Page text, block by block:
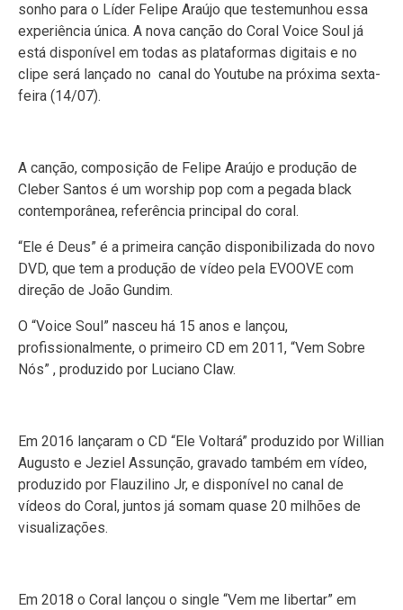
sonho para o Líder Felipe Araújo que testemunhou essa
experiência única. A nova canção do Coral Voice Soul já
está disponível em todas as plataformas digitais e no
clipe será lançado no canal do Youtube na próxima sexta-
feira (14/07).
A canção, composição de Felipe Araújo e produção de
Cleber Santos é um worship pop com a pegada black
contemporânea, referência principal do coral.
“Ele é Deus” é a primeira canção disponibilizada do novo
DVD, que tem a produção de vídeo pela EVOOVE com
direção de João Gundim.
O “Voice Soul” nasceu há 15 anos e lançou,
profissionalmente, o primeiro CD em 2011, “Vem Sobre
Nós” , produzido por Luciano Claw.
Em 2016 lançaram o CD “Ele Voltará” produzido por Willian
Augusto e Jeziel Assunção, gravado também em vídeo,
produzido por Flauzilino Jr, e disponível no canal de
vídeos do Coral, juntos já somam quase 20 milhões de
visualizações.
Em 2018 o Coral lançou o single “Vem me libertar” em